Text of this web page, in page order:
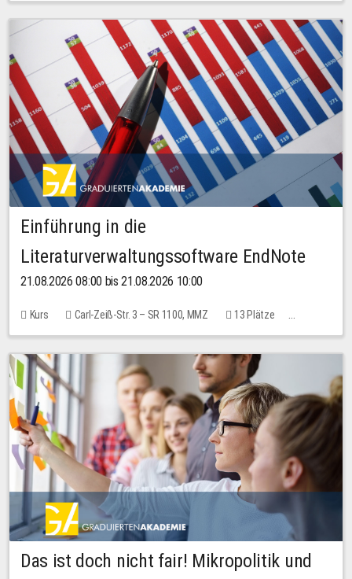
Einführung in die
Literaturverwaltungssoftware EndNote
21.08.2026 08:00 bis 21.08.2026 10:00
Kurs Carl-Zeiß-Str. 3 – SR 1100, MMZ
13 Plätze
10,00 EUR
Das ist doch nicht fair! Mikropolitik und